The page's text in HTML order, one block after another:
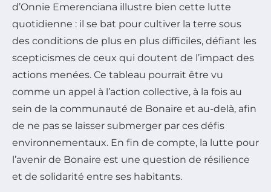
d’Onnie Emerenciana illustre bien cette lutte
quotidienne : il se bat pour cultiver la terre sous
des conditions de plus en plus difficiles, défiant les
scepticismes de ceux qui doutent de l’impact des
actions menées. Ce tableau pourrait être vu
comme un appel à l’action collective, à la fois au
sein de la communauté de Bonaire et au-delà, afin
de ne pas se laisser submerger par ces défis
environnementaux. En fin de compte, la lutte pour
l’avenir de Bonaire est une question de résilience
et de solidarité entre ses habitants.